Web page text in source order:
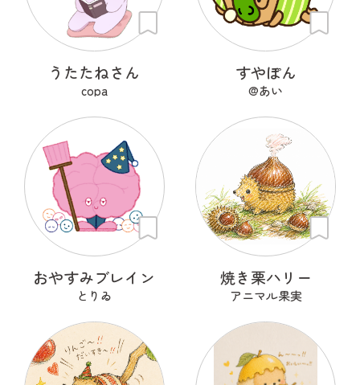
うたたねさん
copa
すやぽん
@あい
おやすみブレイン
とりゐ
焼き栗ハリー
アニマル果実